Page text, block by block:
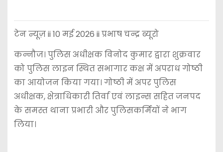
टेन न्यूज़ ii 10 मई 2026 ii प्रभाष चन्द्र ब्यूरो
कन्नौज। पुलिस अधीक्षक विनोद कुमार द्वारा शुक्रवार
को पुलिस लाइन स्थित सभागार कक्ष में अपराध गोष्ठी
का आयोजन किया गया। गोष्ठी में अपर पुलिस
अधीक्षक, क्षेत्राधिकारी तिर्वा एवं लाइन्स सहित जनपद
के समस्त थाना प्रभारी और पुलिसकर्मियों ने भाग
लिया।